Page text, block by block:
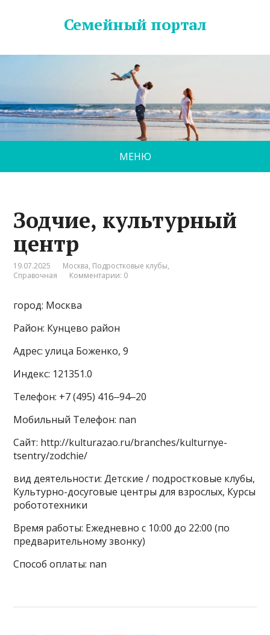
Семейный портал
МЕНЮ
Зодчие, культурный
центр
19.07.2025 Москва, Подростковые клубы,
Справочная
Комментарии: 0
город: Москва
Район: Кунцево район
Адрес: улица Боженко, 9
Индекс: 121351.0
Телефон: +7 (495) 416‒94‒20
Мобильный Телефон: nan
Сайт: http://kulturazao.ru/branches/kulturnye-
tsentry/zodchie/
вид деятельности: Детские / подростковые клубы,
Культурно-досуговые центры для взрослых, Курсы
робототехники
Время работы: Ежедневно с 10:00 до 22:00 (по
предварительному звонку)
Способ оплаты: nan